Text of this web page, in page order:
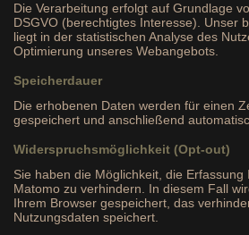
Die Verarbeitung erfolgt auf Grundlage
DSGVO (berechtigtes Interesse). Unser
liegt in der statistischen Analyse des
Optimierung unseres Webangebots.
Speicherdauer
Die erhobenen Daten werden für einen
gespeichert und anschließend
Widerspruchsmöglichkeit (Opt-out)
Sie haben die Möglichkeit, die Erfassung
Matomo zu verhindern. In diesem Fall
Ihrem Browser gespeichert, das
Nutzungsdaten speichert.